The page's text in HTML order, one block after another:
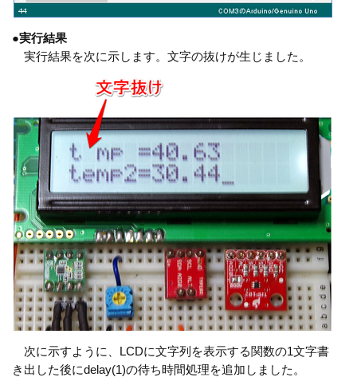
●実行結果
実行結果を次に示します。文字の抜けが生じました。
次に示すように、LCDに文字列を表示する関数の1文字書
き出した後にdelay(1)の待ち時間処理を追加しました。